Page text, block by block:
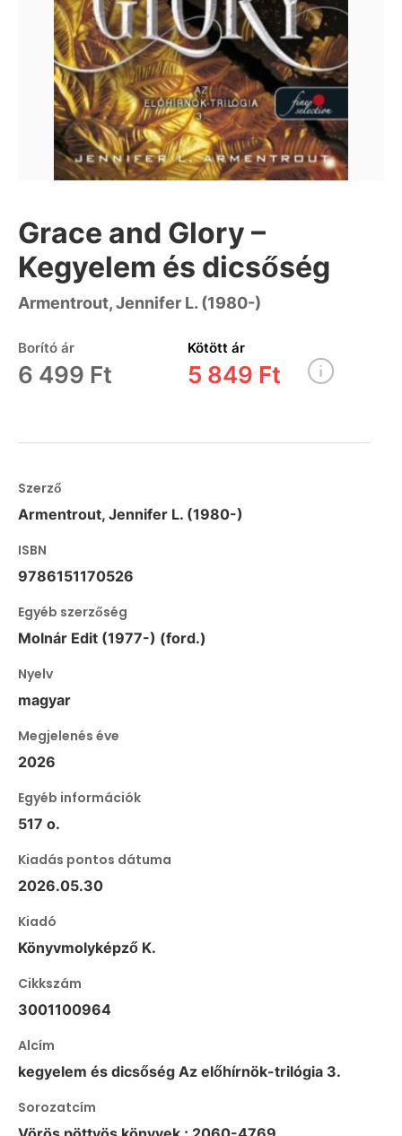
Grace and Glory –
Kegyelem és dicsőség
Armentrout, Jennifer L. (1980-)
Borító ár
6 499 Ft
Kötött ár
5 849 Ft
Szerző
Armentrout, Jennifer L. (1980-)
ISBN
9786151170526
Egyéb szerzőség
Molnár Edit (1977-) (ford.)
Nyelv
magyar
Megjelenés éve
2026
Egyéb információk
517 o.
Kiadás pontos dátuma
2026.05.30
Kiadó
Könyvmolyképző K.
Cikkszám
3001100964
Alcím
kegyelem és dicsőség Az előhírnök-trilógia 3.
Sorozatcím